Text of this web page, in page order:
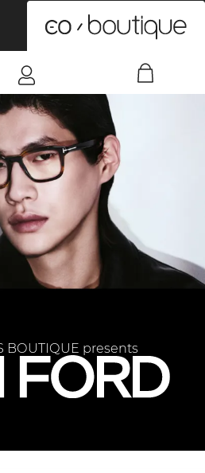
BOUTIQUE presents